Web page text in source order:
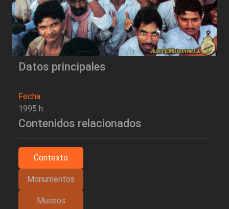
Datos principales
Fecha
1995 h.
Contenidos relacionados
Contexto
Monumentos
Museos